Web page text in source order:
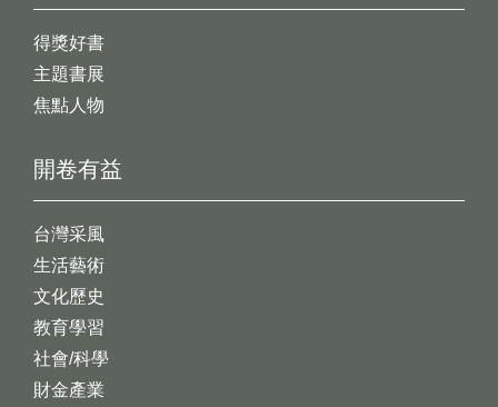
開卷有益
台灣采風
生活藝術
文化歷史
教育學習
社會/科學
財金產業
得獎好書
主題書展
焦點人物